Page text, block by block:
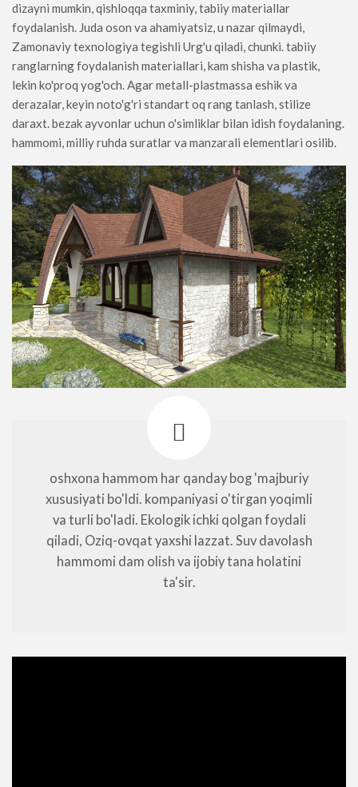
dizayni mumkin, qishloqqa taxminiy, tabiiy materiallar
foydalanish. Juda oson va ahamiyatsiz, u nazar qilmaydi,
Zamonaviy texnologiya tegishli Urg'u qiladi, chunki. tabiiy
ranglarning foydalanish materiallari, kam shisha va plastik,
lekin ko'proq yog'och. Agar metall-plastmassa eshik va
derazalar, keyin noto'g'ri standart oq rang tanlash, stilize
daraxt. bezak ayvonlar uchun o'simliklar bilan idish foydalaning.
hammomi, milliy ruhda suratlar va manzarali elementlari osilib.
oshxona hammom har qanday bog 'majburiy
xususiyati bo'ldi. kompaniyasi o'tirgan yoqimli
va turli bo'ladi. Ekologik ichki qolgan foydali
qiladi, Oziq-ovqat yaxshi lazzat. Suv davolash
hammomi dam olish va ijobiy tana holatini
ta'sir.